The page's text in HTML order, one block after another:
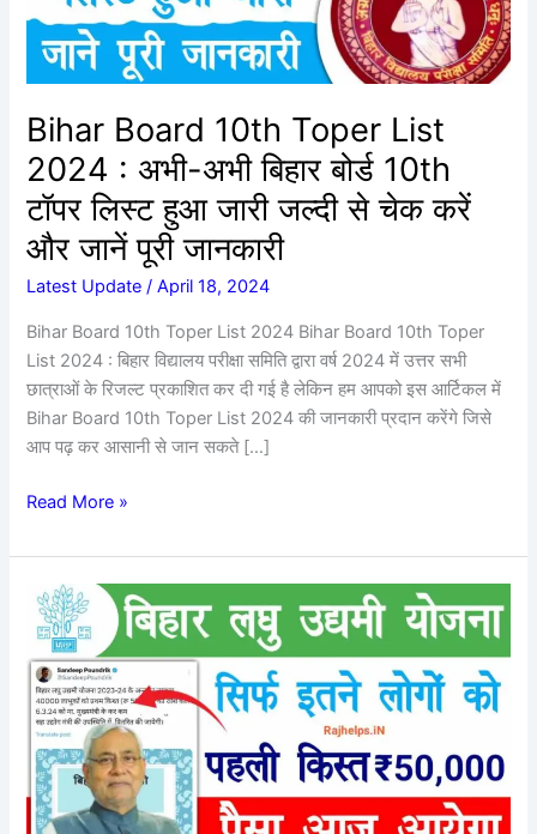
Bihar Board 10th Toper List
2024 : अभी-अभी बिहार बोर्ड 10th
टॉपर लिस्ट हुआ जारी जल्दी से चेक करें
और जानें पूरी जानकारी
Latest Update /April 18, 2024
Bihar Board 10th Toper List 2024 Bihar Board 10th Toper
List 2024 : बिहार विद्यालय परीक्षा समिति द्वारा वर्ष 2024 में उत्तर सभी
छात्राओं के रिजल्ट प्रकाशित कर दी गई है लेकिन हम आपको इस आर्टिकल में
Bihar Board 10th Toper List 2024 की जानकारी प्रदान करेंगे जिसे
आप पढ़ कर आसानी से जान सकते […]
अभी-
अभी
बिहार
बोर्ड
10th
टॉपर
लिस्ट
हुआ
जारी
जल्दी
चेक
करें
और
जानें
पूरी
Read More »
Bihar
Laghu
Udyami
Yojana
1st
Installment
खाते